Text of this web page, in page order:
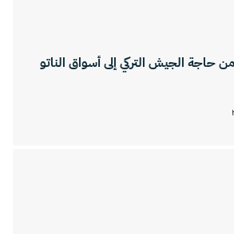
حاجة الجيش التركي إلى أسواق الناتو